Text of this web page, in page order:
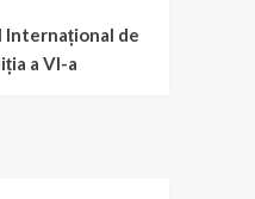
Internațional de
a VI-a